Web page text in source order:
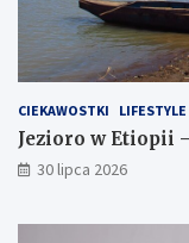
CIEKAWOSTKI LIFESTYLE
Jezioro w Etiopii
30 lipca 2026